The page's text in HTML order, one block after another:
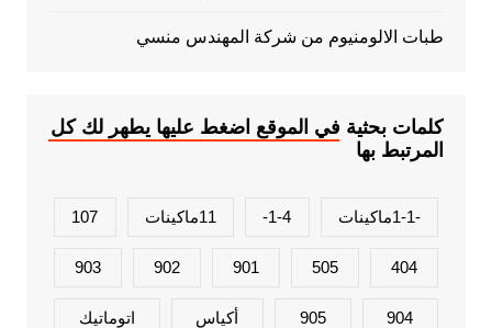
طبات الالومنيوم من شركة المهندس منسي
كلمات بحثية في الموقع اضغط عليها يطهر لك كل
المرتبط بها
-1-1ماكينات 1-4- 11ماكينات 107
404
505
901
902
903
904
905 أكياس اتوماتيك